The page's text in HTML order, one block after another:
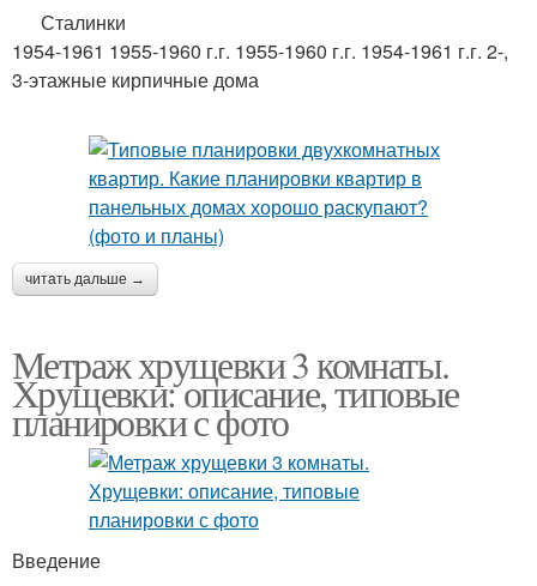
Сталинки
1954-1961 1955-1960 г.г. 1955-1960 г.г. 1954-1961 г.г. 2-,
3-этажные кирпичные дома
читать дальше →
Метраж хрущевки 3 комнаты.
Хрущевки: описание, типовые
планировки с фото
Введение